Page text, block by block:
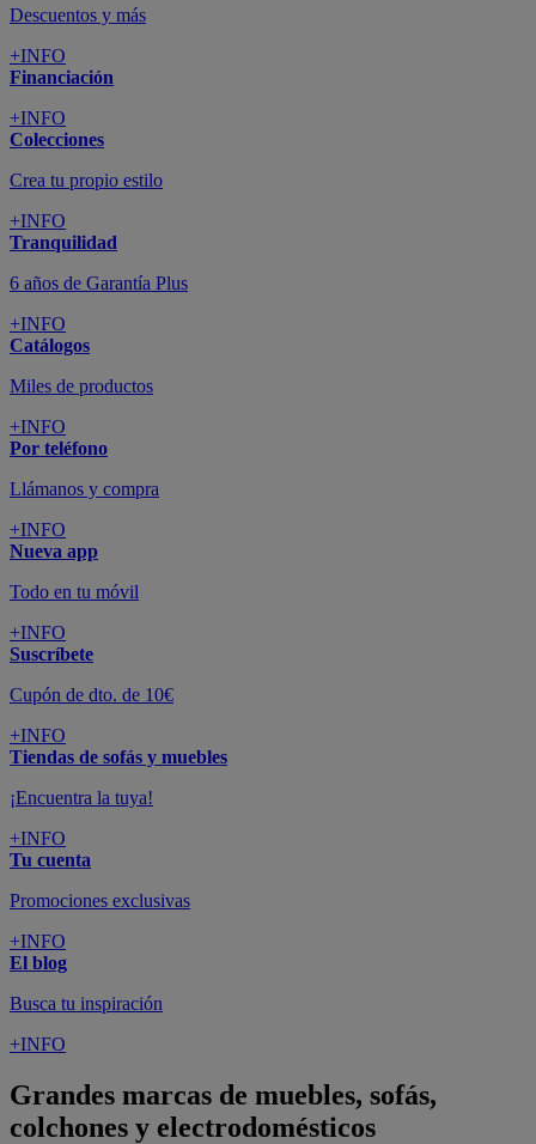
Descuentos y más
+INFO
Financiación
+INFO
Colecciones
Crea tu propio estilo
+INFO
Tranquilidad
6 años de Garantía Plus
+INFO
Catálogos
Miles de productos
+INFO
Por teléfono
Llámanos y compra
+INFO
Nueva app
Todo en tu móvil
+INFO
Suscríbete
Cupón de dto. de 10€
+INFO
Tiendas de sofás y muebles
¡Encuentra la tuya!
+INFO
Tu cuenta
Promociones exclusivas
+INFO
El blog
Busca tu inspiración
+INFO
Grandes marcas de muebles, sofás,
colchones y electrodomésticos